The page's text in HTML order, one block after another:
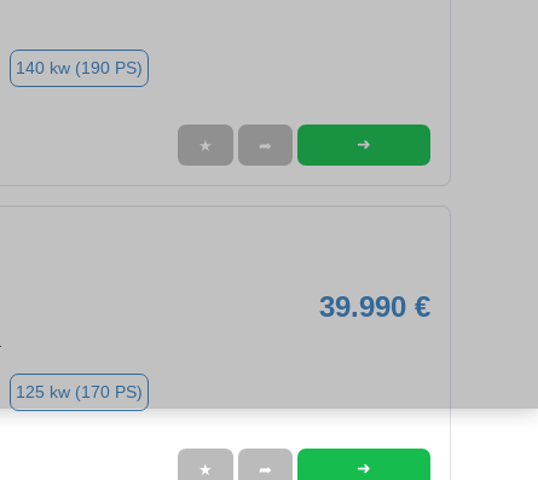
140 kw (190 PS)
★ ➦ ➜
39.990 €
125 kw (170 PS)
★ ➦ ➜